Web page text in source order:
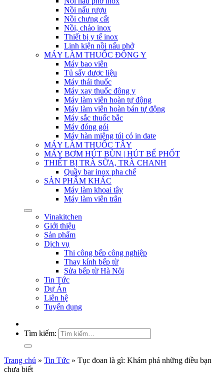
Nồi nấu rượu
Nồi chưng cất
Nồi, chảo inox
Thiết bị y tế inox
Linh kiện nồi nấu phở
MÁY LÀM THUỐC ĐÔNG Y
Máy bao viên
Tủ sấy dược liệu
Máy thái thuốc
Máy xay thuốc đông y
Máy làm viên hoàn tự động
Máy làm viên hoàn bán tự động
Máy sắc thuốc bắc
Máy đóng gói
Máy hàn miệng túi có in date
MÁY LÀM THUỐC TÂY
MÁY BƠM HÚT BÙN | HÚT BỂ PHỐT
THIẾT BỊ TRÀ SỮA, TRÀ CHANH
Quầy bar inox pha chế
SẢN PHẨM KHÁC
Máy làm khoai tây
Máy làm viên trân
Vinakitchen
Giới thiệu
Sản phẩm
Dịch vụ
Thi công bếp công nghiệp
Thay kính bếp từ
Sửa bếp từ Hà Nội
Tin Tức
Dự Án
Liên hệ
Tuyển dụng
Tìm kiếm:
Trang chủ » Tin Tức » Tục đoan là gì: Khám phá những điều bạn
chưa biết